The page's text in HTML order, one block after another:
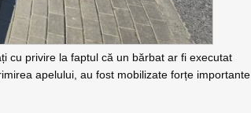
cu privire la faptul că un bărbat ar fi executat
apelului, au fost mobilizate forțe importante